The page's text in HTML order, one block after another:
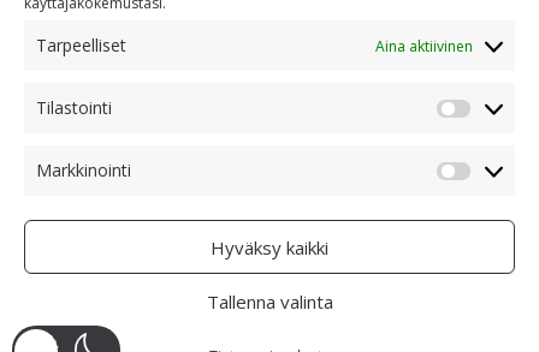
Tarpeelliset Aina aktiivinen
Tilastointi
Markkinointi
Hyväksy kaikki
Tallenna valinta
Kuukausittain
Aiheittain
COPYRIGHT © 2005 - 2023 RAMI RANTA